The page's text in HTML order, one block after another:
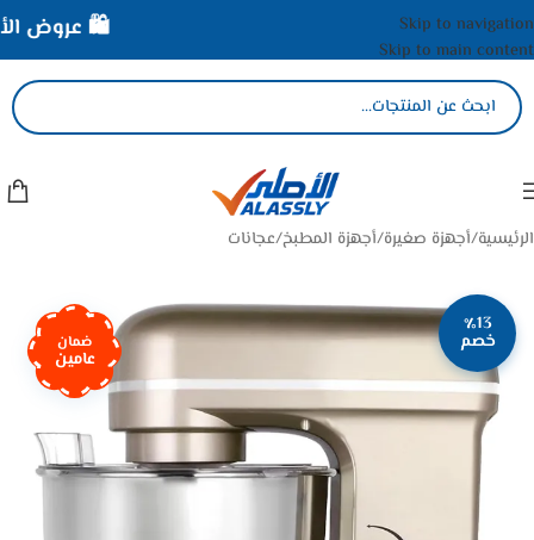
Skip to navigation
Skip to main content
الرئيسية/أجهزة صغيرة/أجهزة المطبخ/عجانات
٪13
خصم ضمان
عامين
🛍️ عروض